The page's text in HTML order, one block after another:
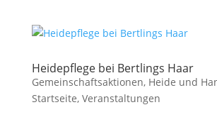
Heidepflege bei Bertlings Haar
Gemeinschaftsaktionen, Heide und
Startseite, Veranstaltungen